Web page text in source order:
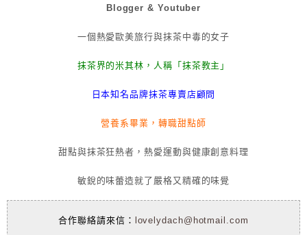
Blogger & Youtuber
一個熱愛歐美旅行與抹茶中毒的女子
抹茶界的米其林，人稱「抹茶教主」
日本知名品牌抹茶專賣店顧問
營養系畢業，轉職甜點師
甜點與抹茶狂熱者，熱愛運動與健康創意料理
敏銳的味蕾造就了嚴格又精確的味覺
合作聯絡請來信： lovelydach@hotmail.com